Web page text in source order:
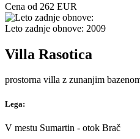
Cena od 262 EUR
Leto zadnje obnove: 2009
Villa Rasotica
prostorna villa z zunanjim
Lega:
V mestu Sumartin - otok Brač